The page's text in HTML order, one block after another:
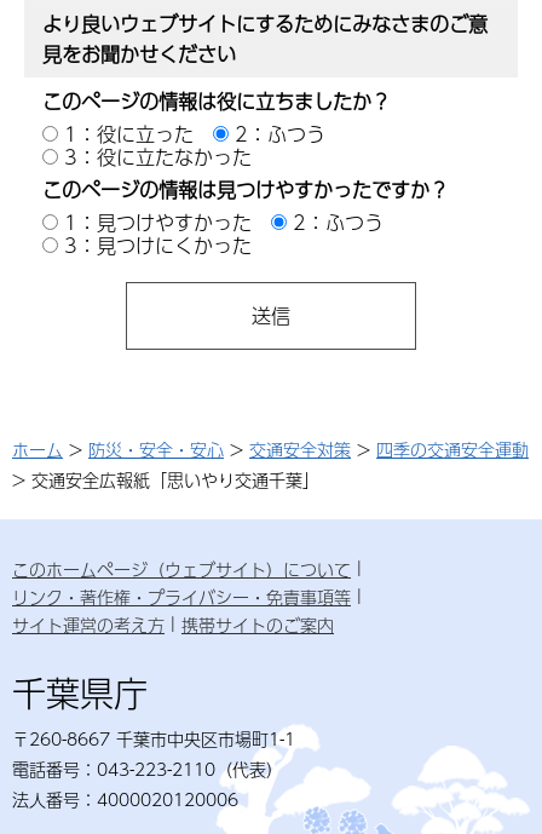
より良いウェブサイトにするためにみなさまのご意
見をお聞かせください
このページの情報は役に立ちましたか？
1：役に立った
2：ふつう
3：役に立たなかった
このページの情報は見つけやすかったですか？
1：見つけやすかった
2：ふつう
3：見つけにくかった
ホーム > 防災・安全・安心 > 交通安全対策 > 四季の交通安全運動
> 交通安全広報紙「思いやり交通千葉」
このホームページ（ウェブサイト）について
リンク・著作権・プライバシー・免責事項等
サイト運営の考え方
携帯サイトのご案内
千葉県庁
〒260-8667 千葉市中央区市場町1-1
電話番号：043-223-2110（代表）
法人番号：4000020120006